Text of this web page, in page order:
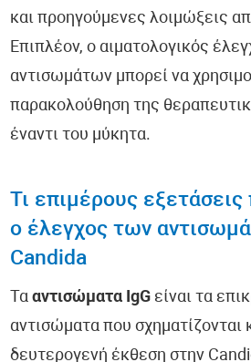
και προηγούμενες λοιμώξεις
Επιπλέον, ο αιματολογικός
αντισωμάτων μπορεί να
παρακολούθηση της
έναντι του μύκητα.
Τι επιμέρους
ο έλεγχος των
Candida
Τα αντισώματα IgG είναι τα
αντισώματα που σχηματίζονται
δευτερογενή έκθεση στην